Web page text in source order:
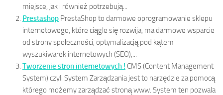
miejsce, jak i również potrzebują...
Prestashop PrestaShop to darmowe oprogramowanie sklepu
internetowego, które ciągle się rozwija, ma darmowe wsparcie
od strony społeczności, optymalizacją pod kątem
wyszukiwarek internetowych (SEO),...
Tworzenie stron internetowych ! CMS (Content Management
System) czyli System Zarządzania jest to narzędzie za pomocą
którego możemy zarządzać stroną www. System ten pozwala